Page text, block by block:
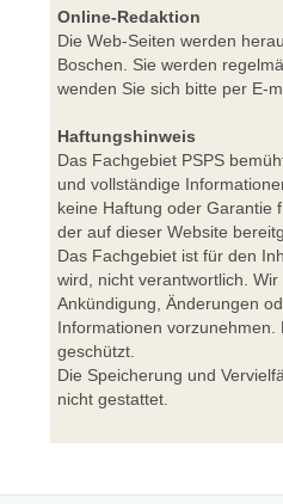
Online-Redaktion
Die Web-Seiten werden
Boschen. Sie werden
wenden Sie sich bitte per E-
Haftungshinweis
Das Fachgebiet PSPS
und vollständige
keine Haftung oder Garantie
der auf dieser Website
Das Fachgebiet ist für den
wird, nicht verantwortlich.
Ankündigung, Änderungen
Informationen
geschützt.
Die Speicherung und
nicht gestattet.